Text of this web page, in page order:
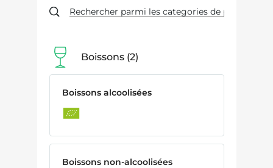
Boissons 2
Boissons alcoolisées
Boissons non-alcoolisées